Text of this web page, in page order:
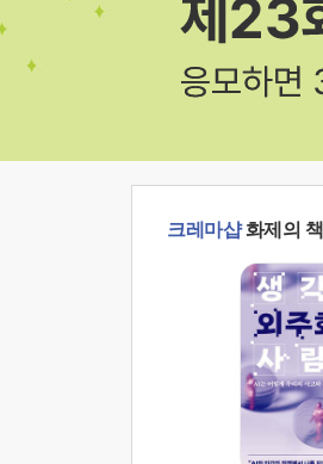
크레마샵화제의 책